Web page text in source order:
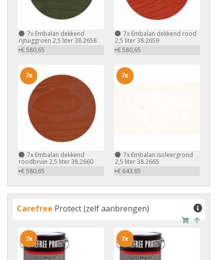
7x Embalan dekkend
rijtuiggroen 2,5 liter 38.2658
+€ 580,65
7xEmbalan dekkend rood
2,5 liter 38.2659
+€ 580,65
7x Embalan dekkend
roodbruin 2,5 liter 38.2660
+€ 580,65
7x
7xEmbalan isoleergrond
2,5 liter 38.2665
+€ 643,65
7x
Carefree Protect (zelf aanbrengen)
7x 7x